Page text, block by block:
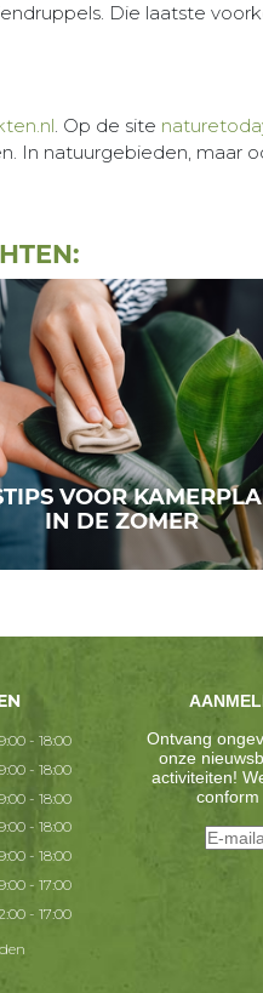
Die laatste
. Op de site
In natuurgebieden, maar
VOOR
IN DE ZOMER
- 18:00
- 18:00
- 18:00
- 18:00
- 18:00
- 17:00
- 17:00
Ontvang
onze
activiteiten!
conform